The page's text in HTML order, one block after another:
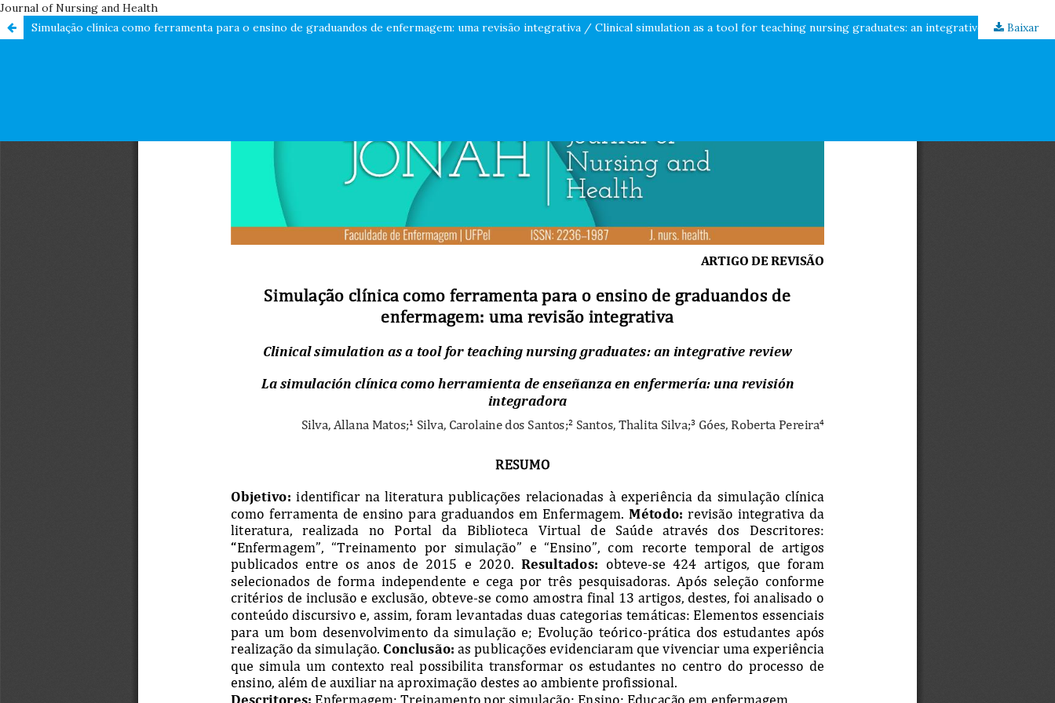
Journal of Nursing and Health
Simulação clínica como ferramenta para o ensino de graduandos de enfermagem: uma revisão integrativa / Clinical simulation as a tool for teaching nursing graduates: an integrative reviewBaixar